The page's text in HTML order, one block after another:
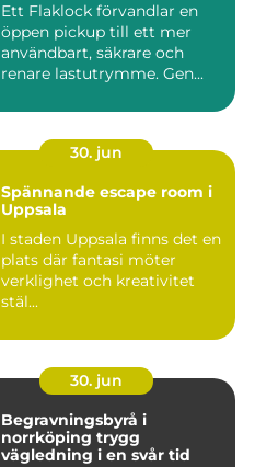
Ett Flaklock förvandlar en
öppen pickup till ett mer
användbart, säkrare och
renare lastutrymme. Gen...
30. jun
Spännande escape room i
Uppsala
I staden Uppsala finns det en
plats där fantasi möter
verklighet och kreativitet
stäl...
30. jun
Begravningsbyrå i
norrköping trygg
vägledning i en svår tid